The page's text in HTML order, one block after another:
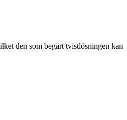
den som begärt tvistlösningen kan